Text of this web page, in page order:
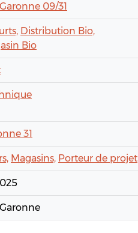
09/31
Distribution Bio,
Bio
31
Magasins, Porteur de projet